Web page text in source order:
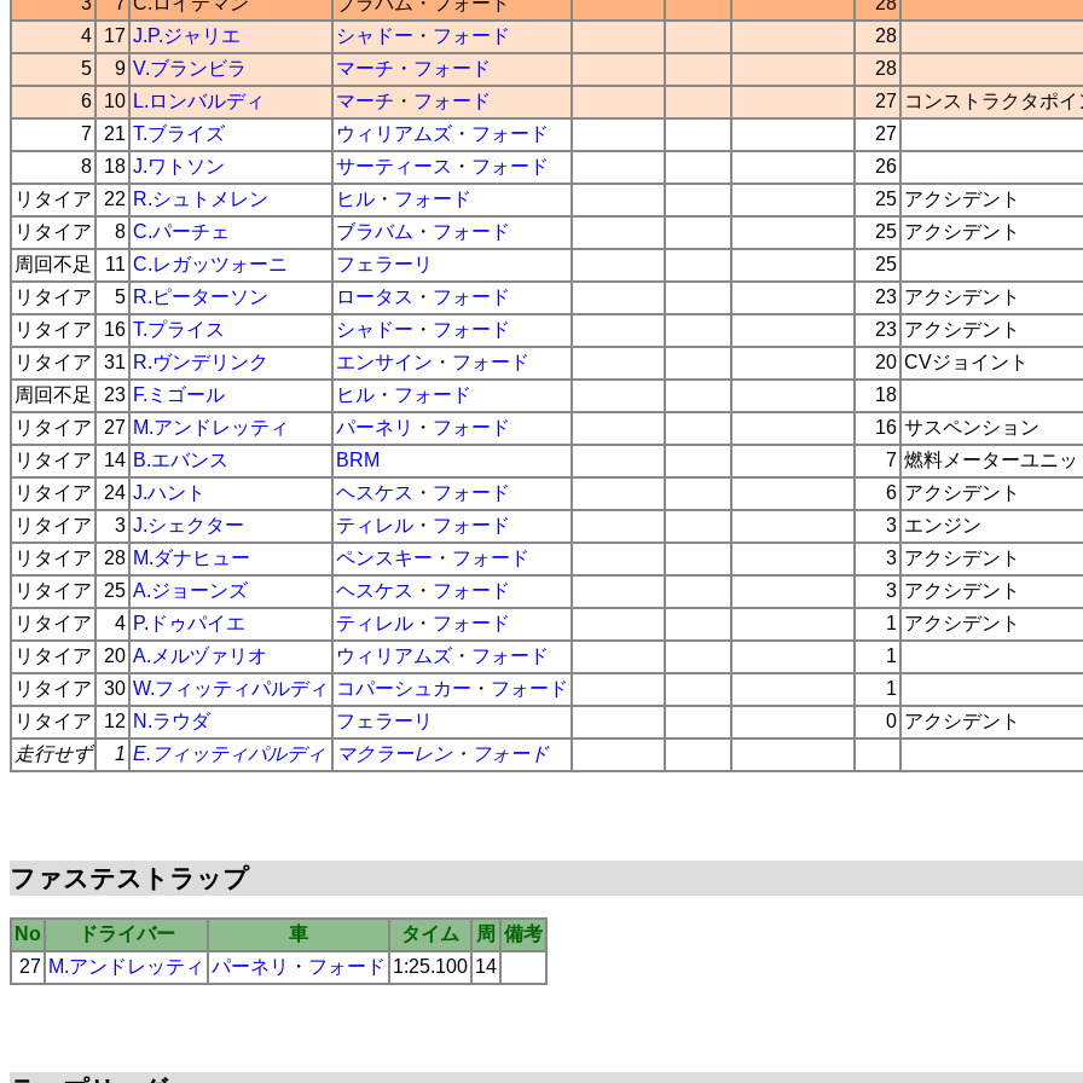
4
17 J.P.ジャリエ シャドー ・ フォード
28
5
9 V.ブランビラ マーチ ・ フォード
28
6
10 L.ロンバルディ マーチ ・ フォード 27 コンストラクタポイ
7
21 T.ブライズ ウィリアムズ ・ フォード
27
8
18 J.ワトソン サーティース ・ フォード
26
リタイア
22 R.シュトメレン ヒル ・ フォード 25 アクシデント
リタイア
8 C.パーチェ ブラバム ・ フォード 25 アクシデント
周回不足
11 C.レガッツォーニ フェラーリ
25
リタイア
5 R.ピーターソン ロータス ・ フォード 23 アクシデント
リタイア
16 T.プライス シャドー ・ フォード 23 アクシデント
リタイア
31 R.ヴンデリンク エンサイン ・ フォード 20 CVジョイント
周回不足
23 F.ミゴール ヒル ・ フォード
18
リタイア
27 M.アンドレッティ パーネリ ・ フォード 16 サスペンション
リタイア
14 B.エバンス BRM 7 燃料メーターユニッ
リタイア
24 J.ハント ヘスケス ・ フォード 6 アクシデント
リタイア
3 J.シェクター ティレル ・ フォード 3 エンジン
リタイア
28 M.ダナヒュー ペンスキー ・ フォード 3 アクシデント
リタイア
25 A.ジョーンズ ヘスケス ・ フォード 3 アクシデント
リタイア
4 P.ドゥパイエ ティレル ・ フォード 1 アクシデント
リタイア
20 A.メルヅァリオ ウィリアムズ ・ フォード
1
リタイア
30 W.フィッティパルディ コパーシュカー ・ フォード
1
リタイア
12 N.ラウダ フェラーリ 0 アクシデント
走行せず
1 E.フィッティパルディ マクラーレン・ フォード
ファステストラップ
No ドライバー 車 タイム 周 備考
27 M.アンドレッティ パーネリ ・ フォード 1:25.100 14